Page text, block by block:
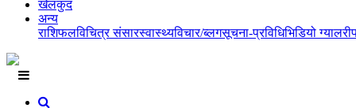
खेलकुद
अन्य
राशिफलविचित्र संसारस्वास्थ्यविचार/ब्लगसूचना-प्रविधिभिडियो ग्यालरी